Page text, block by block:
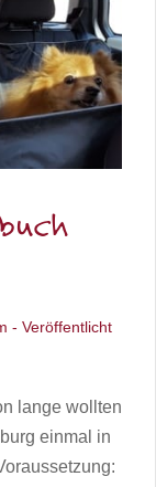
- Veröffentlicht
lange wollten
einmal in